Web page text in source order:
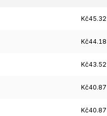
Kč45.32
Kč44.18
Kč43.52
Kč40.87
Kč40.87